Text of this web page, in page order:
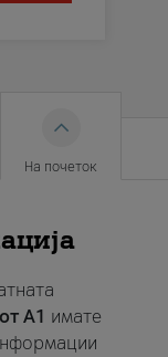
На почеток
A1 имате